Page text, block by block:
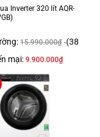
tủ lạnh ngăn đá
gỉ
gian sử dụng.-
có thể phối hợp hài
bếp.- Nhờ sở hữu
thực phẩm cho
Inverter 320 lít AQR-
15.990.000₫ (38
mại: 9.900.000₫